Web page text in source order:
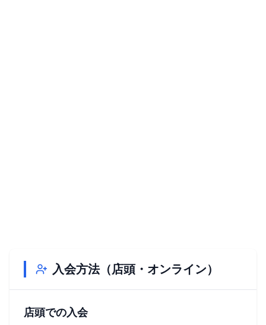
入会方法（店頭・オンライン）
店頭での入会